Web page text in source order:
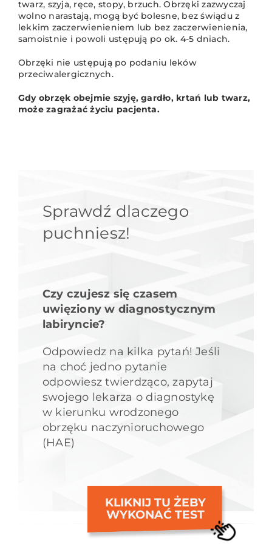
twarz, szyja, ręce, stopy, brzuch. Obrzęki zazwyczaj
wolno narastają, mogą być bolesne, bez świądu z
lekkim zaczerwienieniem lub bez zaczerwienienia,
samoistnie i powoli ustępują po ok. 4-5 dniach.
Obrzęki nie ustępują po podaniu leków
przeciwalergicznych.
Gdy obrzęk obejmie szyję, gardło, krtań lub twarz,
może zagrażać życiu pacjenta.
Sprawdź dlaczego
puchniesz!
Czy czujesz się czasem
uwięziony w diagnostycznym
labiryncie?
Odpowiedz na kilka pytań! Jeśli
na choć jedno pytanie
odpowiesz twierdząco, zapytaj
swojego lekarza o diagnostykę
w kierunku wrodzonego
obrzęku naczynioruchowego
(HAE)
KLIKNIJ TU ŻEBY
WYKONAĆ TEST